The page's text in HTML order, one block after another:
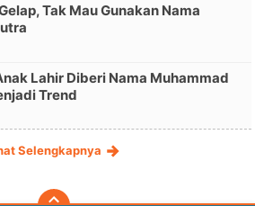
Tak Mau Gunakan Nama
Lahir Diberi Nama Muhammad
Trend
Selengkapnya